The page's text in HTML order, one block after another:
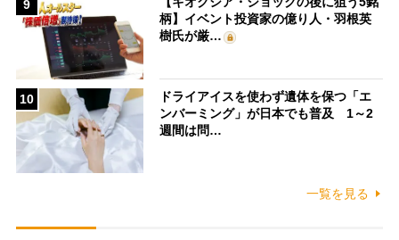
9
柄】イベント投資家の億り人・羽根英
樹氏が厳…
10
ドライアイスを使わず遺体を保つ「エ
ンバーミング」が日本でも普及 1～2
週間は問…
一覧を見る